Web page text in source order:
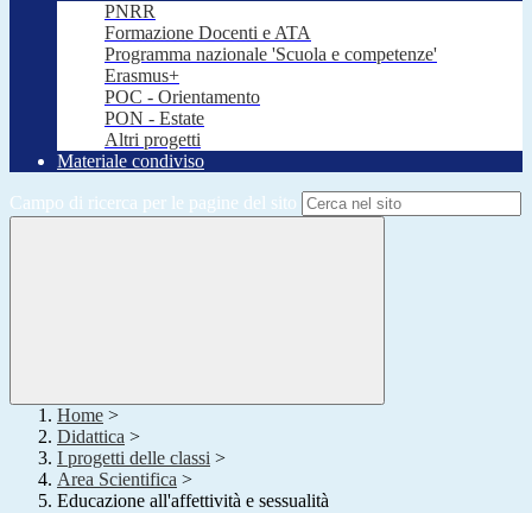
PNRR
Formazione Docenti e ATA
Programma nazionale 'Scuola e competenze'
Erasmus+
POC - Orientamento
PON - Estate
Altri progetti
Materiale condiviso
Campo di ricerca per le pagine del sito
Home >
Didattica >
I progetti delle classi >
Area Scientifica >
Educazione all'affettività e sessualità